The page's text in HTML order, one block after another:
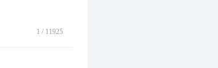
1 / 11925